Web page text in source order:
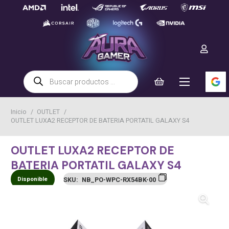
Búsqueda
de
productos
Inicio / OUTLET /
OUTLET LUXA2 RECEPTOR DE BATERIA PORTATIL GALAXY S4
OUTLET LUXA2 RECEPTOR DE
BATERIA PORTATIL GALAXY S4
Disponible SKU: NB_PO-WPC-RX54BK-00